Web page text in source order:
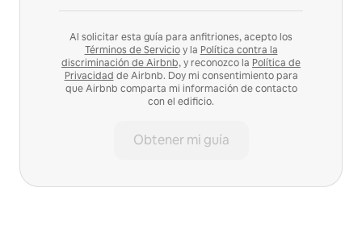
Al solicitar esta guía para anfitriones, acepto los
Términos de Servicioy la Política contra la
discriminación de Airbnb,y reconozco la Política de
Privacidad de Airbnb. Doy mi consentimiento para
que Airbnb comparta mi información de contacto
con el edificio.
Obtener mi guía